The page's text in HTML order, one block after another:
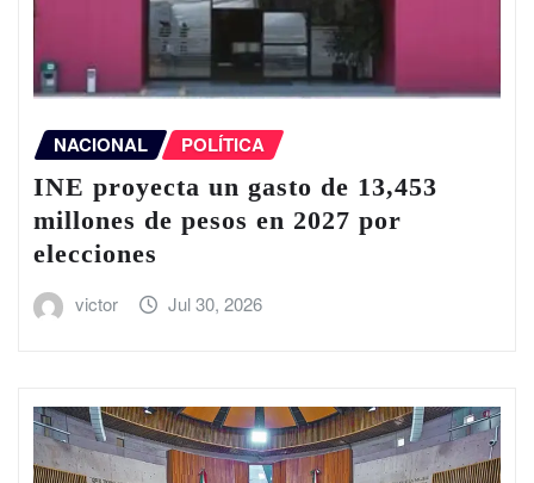
NACIONAL POLÍTICA
INE proyecta un gasto de 13,453
millones de pesos en 2027 por
elecciones
victor Jul 30, 2026